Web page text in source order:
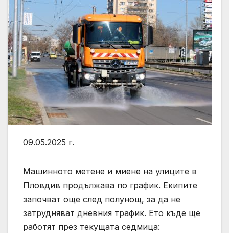
09.05.2025 г.
Машинното метене и миене на улиците в
Пловдив продължава по график. Екипите
започват още след полунощ, за да не
затрудняват дневния трафик. Ето къде ще
работят през текущата седмица: